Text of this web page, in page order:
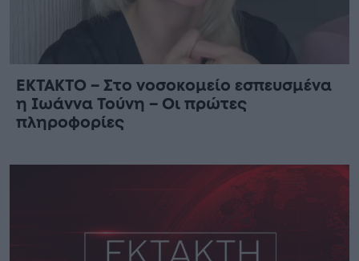
ΕΚΤΑΚΤΟ – Στο νοσοκομείο εσπευσμένα
η Ιωάννα Τούνη – Οι πρώτες
πληροφορίες